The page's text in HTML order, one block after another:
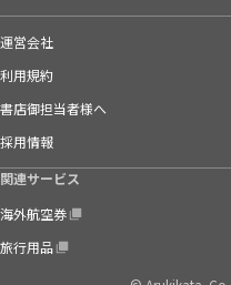
運営会社
利用規約
書店御担当者様へ
採用情報
関連サービス
海外航空券
旅行用品